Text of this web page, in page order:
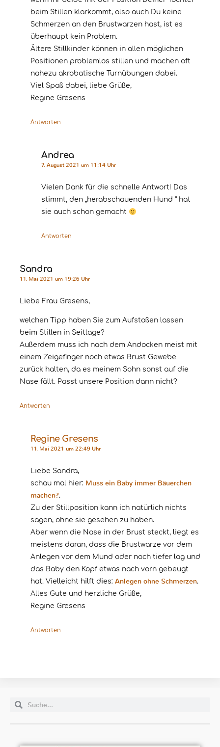
beim Stillen klarkommt, also auch Du keine
Schmerzen an den Brustwarzen hast, ist es
überhaupt kein Problem.
Ältere Stillkinder können in allen möglichen
Positionen problemlos stillen und machen oft
nahezu akrobatische Turnübungen dabei.
Viel Spaß dabei, liebe Grüße,
Regine Gresens
Antworten
Andrea
7. August 2021 um 11:14 Uhr
Vielen Dank für die schnelle Antwort! Das
stimmt, den „herabschauenden Hund “ hat
sie auch schon gemacht
Antworten
Sandra
11. Mai 2021 um 19:26 Uhr
Liebe Frau Gresens,
welchen Tipp haben Sie zum Aufstoßen lassen
beim Stillen in Seitlage?
Außerdem muss ich nach dem Andocken meist mit
einem Zeigefinger noch etwas Brust Gewebe
zurück halten, da es meinem Sohn sonst auf die
Nase fällt. Passt unsere Position dann nicht?
Antworten
Regine Gresens
11. Mai 2021 um 22:49 Uhr
Liebe Sandra,
schau mal hier: Muss ein Baby immer Bäuerchen
machen?.
Zu der Stillposition kann ich natürlich nichts
sagen, ohne sie gesehen zu haben.
Aber wenn die Nase in der Brust steckt, liegt es
meistens daran, dass die Brustwarze vor dem
Anlegen vor dem Mund oder noch tiefer lag und
das Baby den Kopf etwas nach vorn gebeugt
hat. Vielleicht hilft dies: Anlegen ohne Schmerzen.
Alles Gute und herzliche Grüße,
Regine Gresens
Antworten